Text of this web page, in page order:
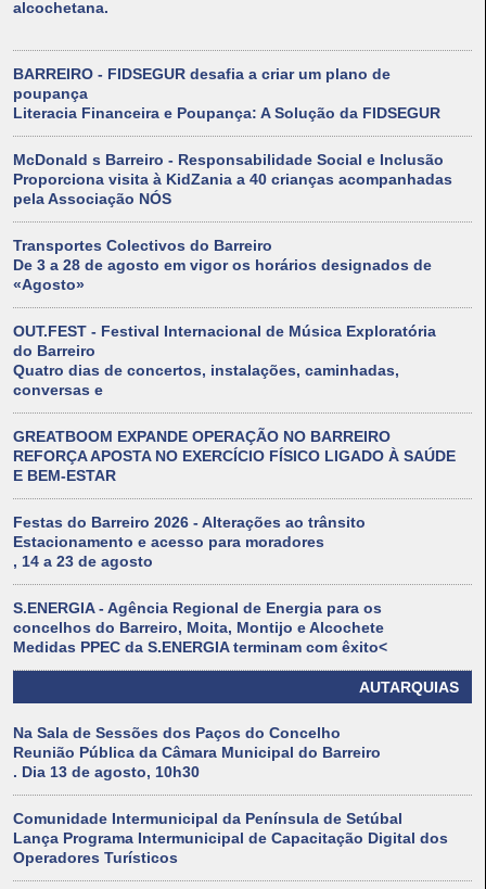
alcochetana.
BARREIRO - FIDSEGUR desafia a criar um plano de
poupança
Literacia Financeira e Poupança: A Solução da FIDSEGUR
McDonald s Barreiro - Responsabilidade Social e Inclusão
Proporciona visita à KidZania a 40 crianças acompanhadas
pela Associação NÓS
Transportes Colectivos do Barreiro
De 3 a 28 de agosto em vigor os horários designados de
«Agosto»
OUT.FEST - Festival Internacional de Música Exploratória
do Barreiro
Quatro dias de concertos, instalações, caminhadas,
conversas e
GREATBOOM EXPANDE OPERAÇÃO NO BARREIRO
REFORÇA APOSTA NO EXERCÍCIO FÍSICO LIGADO À SAÚDE
E BEM-ESTAR
Festas do Barreiro 2026 - Alterações ao trânsito
Estacionamento e acesso para moradores
, 14 a 23 de agosto
S.ENERGIA - Agência Regional de Energia para os
concelhos do Barreiro, Moita, Montijo e Alcochete
Medidas PPEC da S.ENERGIA terminam com êxito<
AUTARQUIAS
Na Sala de Sessões dos Paços do Concelho
Reunião Pública da Câmara Municipal do Barreiro
. Dia 13 de agosto, 10h30
Comunidade Intermunicipal da Península de Setúbal
Lança Programa Intermunicipal de Capacitação Digital dos
Operadores Turísticos